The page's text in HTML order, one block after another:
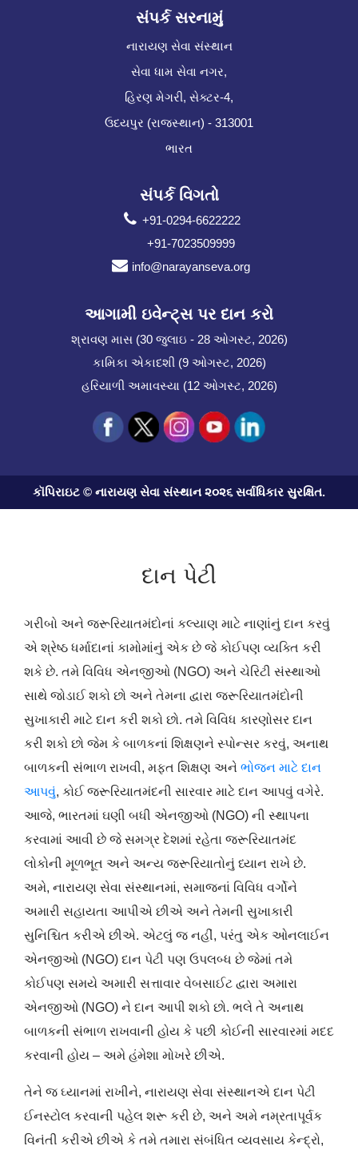
સંપર્ક સરનામું
નારાયણ સેવા સંસ્થાન
સેવા ધામ સેવા નગર,
હિરણ મેગરી, સેક્ટર-4,
ઉદયપુર (રાજસ્થાન) - 313001
ભારત
સંપર્ક વિગતો
+91-0294-6622222
+91-7023509999
info@narayanseva.org
આગામી ઇવેન્ટ્સ પર દાન કરો
શ્રાવણ માસ (30 જુલાઇ - 28 ઓગસ્ટ, 2026)
કામિકા એકાદશી (9 ઓગસ્ટ, 2026)
હરિયાળી અમાવસ્યા (12 ઓગસ્ટ, 2026)
કૉપિરાઇટ © નારાયણ સેવા સંસ્થાન ૨૦૨૬ સર્વાધિકાર સુરક્ષિત.
દાન પેટી
ગરીબો અને જરૂરિયાતમંદોનાં કલ્યાણ માટે નાણાંનું દાન કરવું
એ શ્રેષ્ઠ ધર્માદાનાં કામોમાંનું એક છે જે કોઈપણ વ્યક્તિ કરી
શકે છે. તમે વિવિધ એનજીઓ (NGO) અને ચેરિટી સંસ્થાઓ
સાથે જોડાઈ શકો છો અને તેમના દ્વારા જરૂરિયાતમંદોની
સુખાકારી માટે દાન કરી શકો છો. તમે વિવિધ કારણોસર દાન
કરી શકો છો જેમ કે બાળકનાં શિક્ષણને સ્પોન્સર કરવું, અનાથ
બાળકની સંભાળ રાખવી, મફત શિક્ષણ અને ભોજન માટે દાન
આપવું, કોઈ જરૂરિયાતમંદની સારવાર માટે દાન આપવું વગેરે.
આજે, ભારતમાં ઘણી બધી એનજીઓ (NGO) ની સ્થાપના
કરવામાં આવી છે જે સમગ્ર દેશમાં રહેતા જરૂરિયાતમંદ
લોકોની મૂળભૂત અને અન્ય જરૂરિયાતોનું ધ્યાન રાખે છે.
અમે, નારાયણ સેવા સંસ્થાનમાં, સમાજનાં વિવિધ વર્ગોને
અમારી સહાયતા આપીએ છીએ અને તેમની સુખાકારી
સુનિશ્ચિત કરીએ છીએ. એટલું જ નહીં, પરંતુ એક ઓનલાઈન
એનજીઓ (NGO) દાન પેટી પણ ઉપલબ્ધ છે જેમાં તમે
કોઈપણ સમયે અમારી સત્તાવાર વેબસાઈટ દ્વારા અમારા
એનજીઓ (NGO) ને દાન આપી શકો છો. ભલે તે અનાથ
બાળકની સંભાળ રાખવાની હોય કે પછી કોઈની સારવારમાં મદદ
કરવાની હોય – અમે હંમેશા મોખરે છીએ.
તેને જ ઘ્યાનમાં રાખીને, નારાયણ સેવા સંસ્થાનએ દાન પેટી
ઈનસ્ટોલ કરવાની પહેલ શરૂ કરી છે, અને અમે નમ્રતાપૂર્વક
વિનંતી કરીએ છીએ કે તમે તમારા સંબંધિત વ્યવસાય કેન્દ્રો,